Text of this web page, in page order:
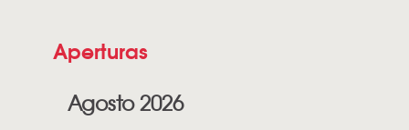
Aperturas
Agosto 2026